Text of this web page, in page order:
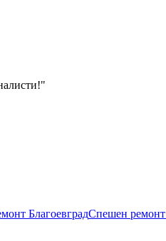
"
БлагоевградСпешен ремонт